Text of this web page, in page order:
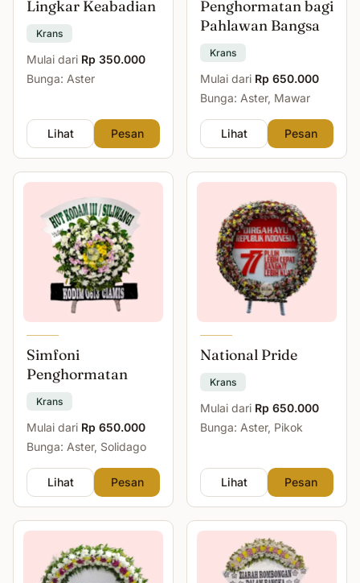
Lingkar Keabadian
Krans
Mulai dari Rp 350.000
Bunga: Aster
Lihat Pesan
Penghormatan bagi
Pahlawan Bangsa
Krans
Mulai dari Rp 650.000
Bunga: Aster, Mawar
Lihat Pesan
Simfoni
Penghormatan
Krans
Mulai dari Rp 650.000
Bunga: Aster, Solidago
Lihat Pesan
National Pride
Krans
Mulai dari Rp 650.000
Bunga: Aster, Pikok
Lihat Pesan